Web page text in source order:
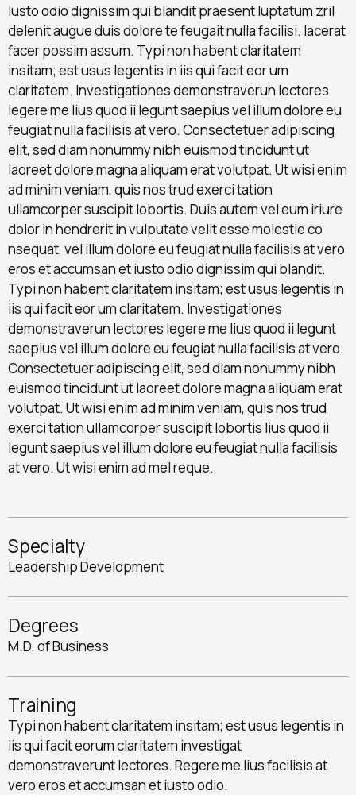
Iusto odio dignissim qui blandit praesent luptatum zril
delenit augue duis dolore te feugait nulla facilisi. lacerat
facer possim assum. Typi non habent claritatem
insitam; est usus legentis in iis qui facit eor um
claritatem. Investigationes demonstraverun lectores
legere me lius quod ii legunt saepius vel illum dolore eu
feugiat nulla facilisis at vero. Consectetuer adipiscing
elit, sed diam nonummy nibh euismod tincidunt ut
laoreet dolore magna aliquam erat volutpat. Ut wisi enim
ad minim veniam, quis nos trud exerci tation
ullamcorper suscipit lobortis. Duis autem vel eum iriure
dolor in hendrerit in vulputate velit esse molestie co
nsequat, vel illum dolore eu feugiat nulla facilisis at vero
eros et accumsan et iusto odio dignissim qui blandit.
Typi non habent claritatem insitam; est usus legentis in
iis qui facit eor um claritatem. Investigationes
demonstraverun lectores legere me lius quod ii legunt
saepius vel illum dolore eu feugiat nulla facilisis at vero.
Consectetuer adipiscing elit, sed diam nonummy nibh
euismod tincidunt ut laoreet dolore magna aliquam erat
volutpat. Ut wisi enim ad minim veniam, quis nos trud
exerci tation ullamcorper suscipit lobortis lius quod ii
legunt saepius vel illum dolore eu feugiat nulla facilisis
at vero. Ut wisi enim ad mel reque.
Specialty
Leadership Development
Degrees
M.D. of Business
Training
Typi non habent claritatem insitam; est usus legentis in
iis qui facit eorum claritatem investigat
demonstraverunt lectores. Regere me lius facilisis at
vero eros et accumsan et iusto odio.